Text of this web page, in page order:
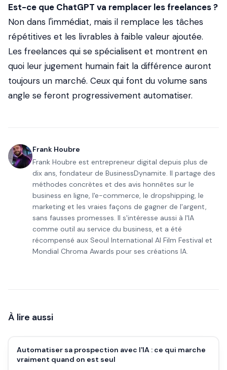
Est-ce que ChatGPT va remplacer les freelances ?
Non dans l'immédiat, mais il remplace les tâches
répétitives et les livrables à faible valeur ajoutée.
Les freelances qui se spécialisent et montrent en
quoi leur jugement humain fait la différence auront
toujours un marché. Ceux qui font du volume sans
angle se feront progressivement automatiser.
Frank Houbre
Frank Houbre est entrepreneur digital depuis plus de
dix ans, fondateur de BusinessDynamite. Il partage des
méthodes concrètes et des avis honnêtes sur le
business en ligne, l'e-commerce, le dropshipping, le
marketing et les vraies façons de gagner de l'argent,
sans fausses promesses. Il s'intéresse aussi à l'IA
comme outil au service du business, et a été
récompensé aux Seoul International AI Film Festival et
Mondial Chroma Awards pour ses créations IA.
À lire aussi
Automatiser sa prospection avec l'IA : ce qui marche
vraiment quand on est seul